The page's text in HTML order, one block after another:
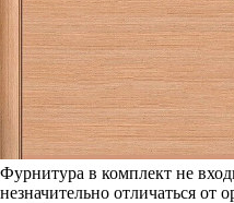
Фурнитура в комплект не
незначительно отличаться от